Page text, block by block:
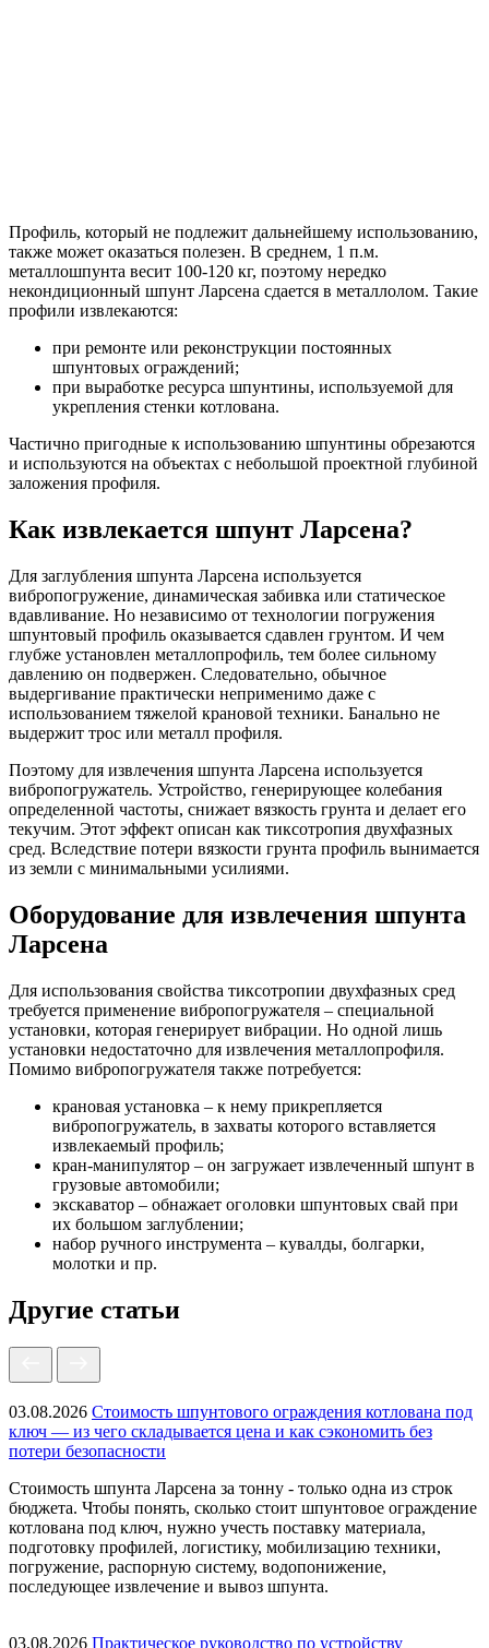
Профиль, который не подлежит дальнейшему использованию,
также может оказаться полезен. В среднем, 1 п.м.
металлошпунта весит 100-120 кг, поэтому нередко
некондиционный шпунт Ларсена сдается в металлолом. Такие
профили извлекаются:
при ремонте или реконструкции постоянных
шпунтовых ограждений;
при выработке ресурса шпунтины, используемой для
укрепления стенки котлована.
Частично пригодные к использованию шпунтины обрезаются
и используются на объектах с небольшой проектной глубиной
заложения профиля.
Как извлекается шпунт Ларсена?
Для заглубления шпунта Ларсена используется
вибропогружение, динамическая забивка или статическое
вдавливание. Но независимо от технологии погружения
шпунтовый профиль оказывается сдавлен грунтом. И чем
глубже установлен металлопрофиль, тем более сильному
давлению он подвержен. Следовательно, обычное
выдергивание практически неприменимо даже с
использованием тяжелой крановой техники. Банально не
выдержит трос или металл профиля.
Поэтому для извлечения шпунта Ларсена используется
вибропогружатель. Устройство, генерирующее колебания
определенной частоты, снижает вязкость грунта и делает его
текучим. Этот эффект описан как тиксотропия двухфазных
сред. Вследствие потери вязкости грунта профиль вынимается
из земли с минимальными усилиями.
Оборудование для извлечения шпунта
Ларсена
Для использования свойства тиксотропии двухфазных сред
требуется применение вибропогружателя – специальной
установки, которая генерирует вибрации. Но одной лишь
установки недостаточно для извлечения металлопрофиля.
Помимо вибропогружателя также потребуется:
крановая установка – к нему прикрепляется
вибропогружатель, в захваты которого вставляется
извлекаемый профиль;
кран-манипулятор – он загружает извлеченный шпунт в
грузовые автомобили;
экскаватор – обнажает оголовки шпунтовых свай при
их большом заглублении;
набор ручного инструмента – кувалды, болгарки,
молотки и пр.
Другие статьи
03.08.2026 Стоимость шпунтового ограждения котлована под
ключ — из чего складывается цена и как сэкономить без
потери безопасности
Стоимость шпунта Ларсена за тонну - только одна из строк
бюджета. Чтобы понять, сколько стоит шпунтовое ограждение
котлована под ключ, нужно учесть поставку материала,
подготовку профилей, логистику, мобилизацию техники,
погружение, распорную систему, водопонижение,
последующее извлечение и вывоз шпунта.
03.08.2026 Практическое руководство по устройству